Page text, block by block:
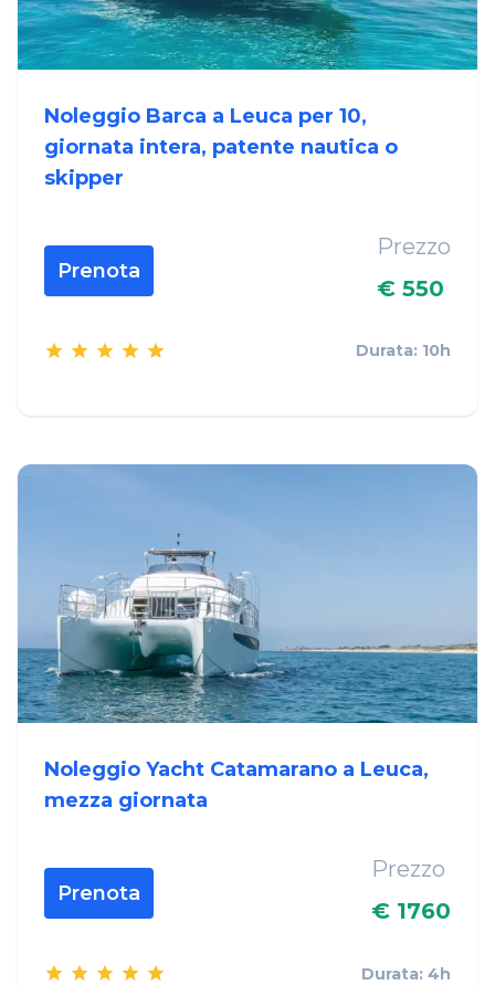
Noleggio Barca a Leuca per 10,
giornata intera, patente nautica o
skipper
Prenota
Prezzo
€ 550
Durata: 10h
Noleggio Yacht Catamarano a Leuca,
mezza giornata
Prenota
Prezzo
€ 1760
Durata: 4h